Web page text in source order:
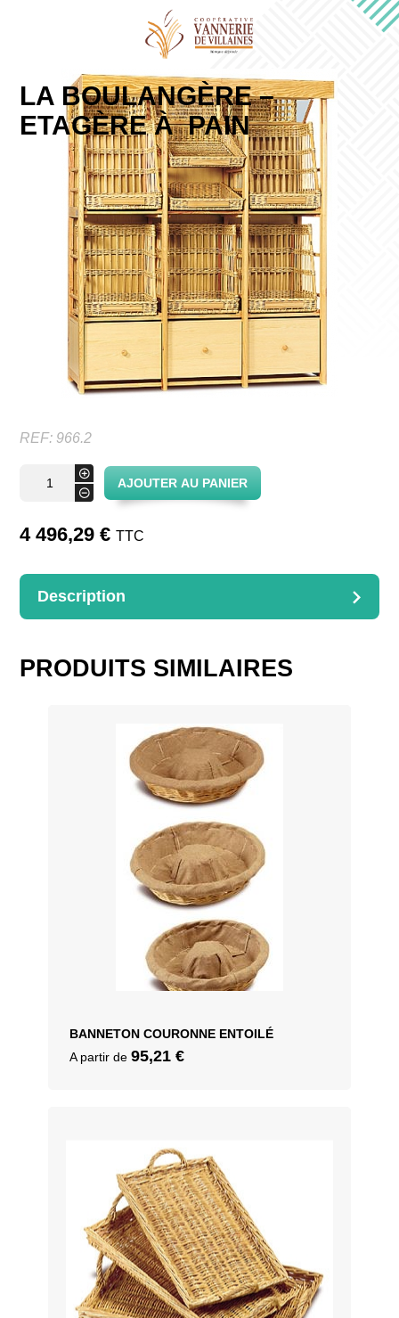
LA BOULANGÈRE –
ETAGÈRE À PAIN
REF: 966.2
-
-
Etagère
pain
+
AJOUTER AU PANIER
4 496,29€ TTC
Description
éclairage
PRODUITS SIMILAIRES
BANNETON COURONNE ENTOILÉ
A partir de 95,21 €